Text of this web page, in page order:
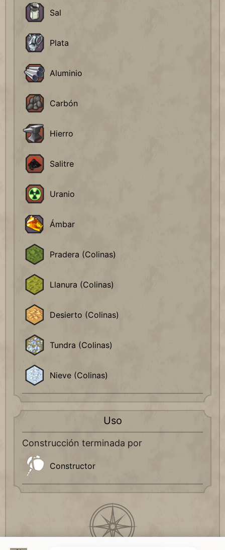
Sal
Plata
Aluminio
Carbón
Hierro
Salitre
Uranio
Ámbar
Pradera (Colinas)
Llanura (Colinas)
Desierto (Colinas)
Tundra (Colinas)
Nieve (Colinas)
Uso
Construcción terminada por
Constructor